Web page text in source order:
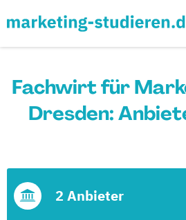
Fachwirt für
Dresden:
2 Anbieter